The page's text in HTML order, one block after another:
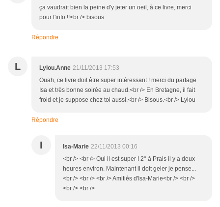
ça vaudrait bien la peine d'y jeter un oeil, à ce livre, merci
pour l'info !!<br /> bisous
Répondre
L Lylou.Anne 21/11/2013 17:53
Ouah, ce livre doit être super intéressant ! merci du partage
Isa et très bonne soirée au chaud.<br /> En Bretagne, il fait
froid et je suppose chez toi aussi.<br /> Bisous.<br /> Lylou
Répondre
I Isa-Marie 22/11/2013 00:16
<br /> <br /> Oui il est super ! 2° à Prais il y a deux
heures environ. Maintenant il doit geler je pense...
<br /> <br /> <br /> Amitiés d'Isa-Marie<br /> <br />
<br /> <br />